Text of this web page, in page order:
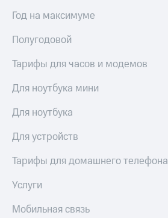
Откладывайте
деньги
и получайте
доход 15%
Платежи
и
переводы
Пополнить
МТС
Настройки
номер
на смартфоны
при
со связью
Год на максимуме
Полугодовой
Тарифы для часов и модемов
Для ноутбука мини
Для ноутбука
Для устройств
Тарифы для домашнего телефона
Услуги
Мобильная связь